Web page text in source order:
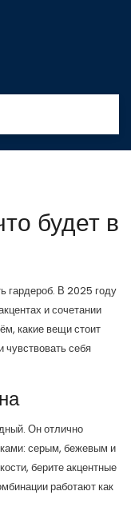
будет в
гардероб. В 2025 году
и сочетании
какие вещи стоит
себя
Он отлично
серым, бежевым и
берите акцентные
работают как